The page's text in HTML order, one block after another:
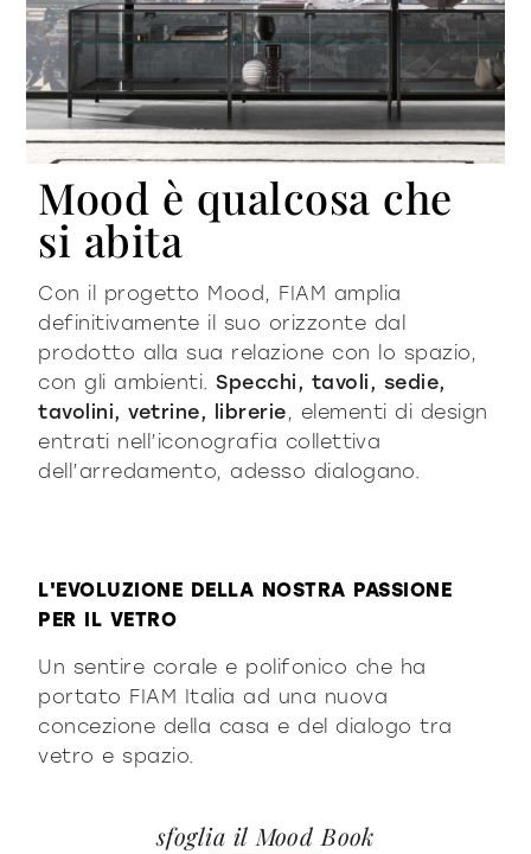
Mood è qualcosa che
si abita
Con il progetto Mood, FIAM amplia
definitivamente il suo orizzonte dal
prodotto alla sua relazione con lo spazio,
con gli ambienti.Specchi, tavoli, sedie,
tavolini, vetrine, librerie, elementi di design
entrati nell’iconografia collettiva
dell’arredamento, adesso dialogano.
L'EVOLUZIONE DELLA NOSTRA PASSIONE
PER IL VETRO
Un sentire corale e polifonico che ha
portato FIAM Italia ad una nuova
concezione della casa e del dialogo tra
vetro e spazio.
sfoglia il Mood Book